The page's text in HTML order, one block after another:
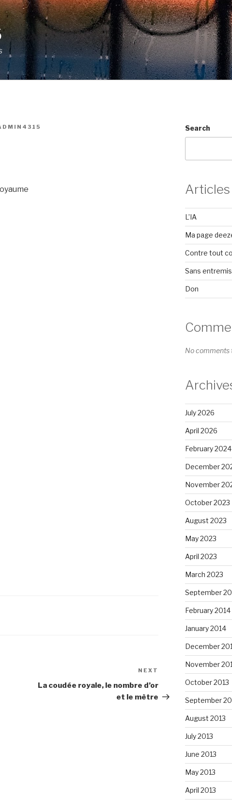
Post
NEXT
La coudée royale, le nombre d’or
et le mètre
Search
L’IA
Ma page
Contre tout
Sans
Don
No comments
July 2026
April 2026
February 2024
December
November
October 2023
August 2023
May 2023
April 2023
March 2023
September
February 2014
January 2014
December
November
October 2013
September
August 2013
July 2013
June 2013
May 2013
April 2013